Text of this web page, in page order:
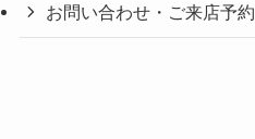
お問い合わせ・ご来店予約